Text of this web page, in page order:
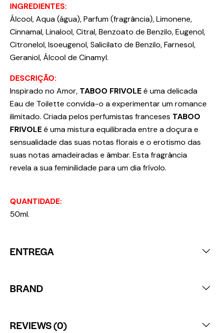
INGREDIENTES:
Álcool, Aqua (água), Parfum (fragrância), Limonene,
Cinnamal, Linalool, Citral, Benzoato de Benzilo, Eugenol,
Citronelol, Isoeugenol, Salicilato de Benzilo, Farnesol,
Geraniol, Álcool de Cinamyl.
DESCRIÇÃO:
Inspirado no Amor, TABOO FRIVOLEé uma delicada
Eau de Toilette convida-o a experimentar um romance
ilimitado. Criada pelos perfumistas franceses TABOO
FRIVOLEé uma mistura equilibrada entre a doçura e
sensualidade das suas notas florais e o erotismo das
suas notas amadeiradas e âmbar. Esta fragrância
revela a sua feminilidade para um dia frívolo.
QUANTIDADE:
50ml.
ENTREGA
BRAND
REVIEWS (0)